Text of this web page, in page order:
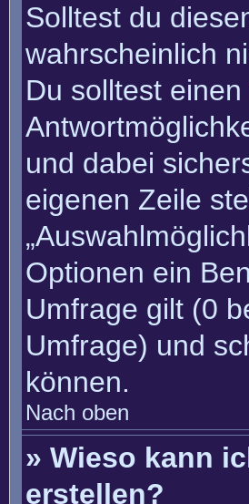
Solltest du
wahrscheinlich
Du solltest
und dabei
eigenen Zeile
Optionen ein
Umfrage gilt (0
Umfrage) und
können.
Nach oben
» Wieso kann
erstellen?